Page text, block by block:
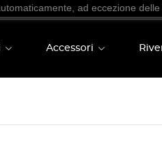
ad eccezione
Accessori